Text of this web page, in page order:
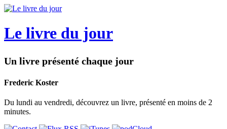
Le livre du jour
Un livre présenté chaque jour
Frederic Koster
Du lundi au vendredi, découvrez un livre, présenté en moins de 2
minutes.